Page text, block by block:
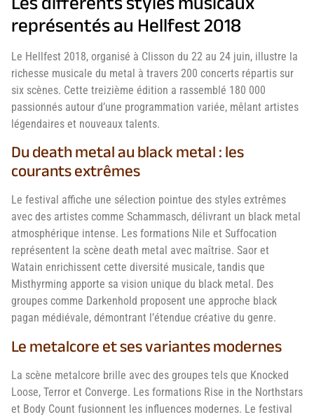
représentés au Hellfest 2018
Le Hellfest 2018, organisé à Clisson du 22 au 24 juin, illustre la
richesse musicale du metal à travers 200 concerts répartis sur
six scènes. Cette treizième édition a rassemblé 180 000
passionnés autour d’une programmation variée, mêlant artistes
légendaires et nouveaux talents.
Du death metal au black metal : les
courants extrêmes
Le festival affiche une sélection pointue des styles extrêmes
avec des artistes comme Schammasch, délivrant un black metal
atmosphérique intense. Les formations Nile et Suffocation
représentent la scène death metal avec maîtrise. Saor et
Watain enrichissent cette diversité musicale, tandis que
Misthyrming apporte sa vision unique du black metal. Des
groupes comme Darkenhold proposent une approche black
pagan médiévale, démontrant l’étendue créative du genre.
Le metalcore et ses variantes modernes
La scène metalcore brille avec des groupes tels que Knocked
Loose, Terror et Converge. Les formations Rise in the Northstars
et Body Count fusionnent les influences modernes. Le festival